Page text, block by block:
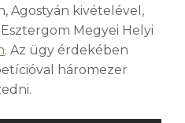
Agostyán kivételével,
Megyei Helyi
. Az ügy érdekében
háromezer